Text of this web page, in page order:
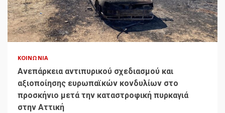
ΚΟΙΝΩΝΊΑ
Ανεπάρκεια αντιπυρικού σχεδιασμού και
αξιοποίησης ευρωπαϊκών κονδυλίων στο
προσκήνιο μετά την καταστροφική πυρκαγιά
στην Αττική